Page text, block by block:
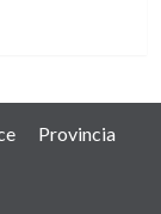
Provincia